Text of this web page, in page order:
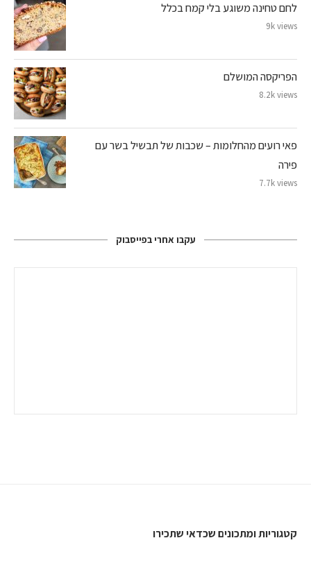
לחם טחינה משוגע בלי קמח בכלל
9k views
הפריקסה המושלם
8.2k views
פאי רועים מהחלומות – שכבות של תבשיל בשר עם
פירה
7.7k views
עקבו אחרי בפייסבוק
קטגוריות ומתכונים שכדאי שתכירו